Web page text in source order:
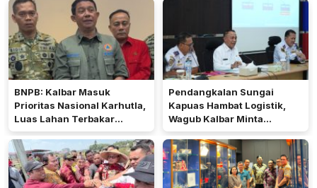
BNPB: Kalbar Masuk
Prioritas Nasional Karhutla,
Luas Lahan Terbakar
Peringkat Keempat
Pendangkalan Sungai
Kapuas Hambat Logistik,
Wagub Kalbar Minta
Pengerukan Diprioritaskan